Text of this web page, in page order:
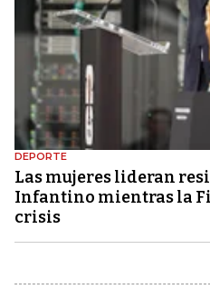
DEPORTE
Las mujeres lideran
Infantino mientras la
crisis